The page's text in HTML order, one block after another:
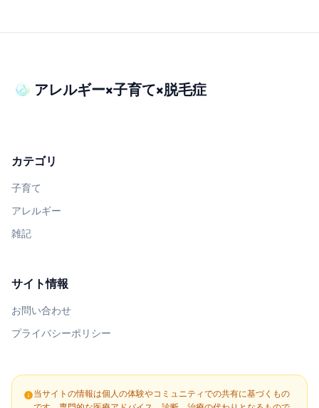
アレルギー×子育て×脱毛症
カテゴリ
子育て
アレルギー
雑記
サイト情報
お問い合わせ
プライバシーポリシー
info当サイトの情報は個人の体験やコミュニティでの共有に基づくもの